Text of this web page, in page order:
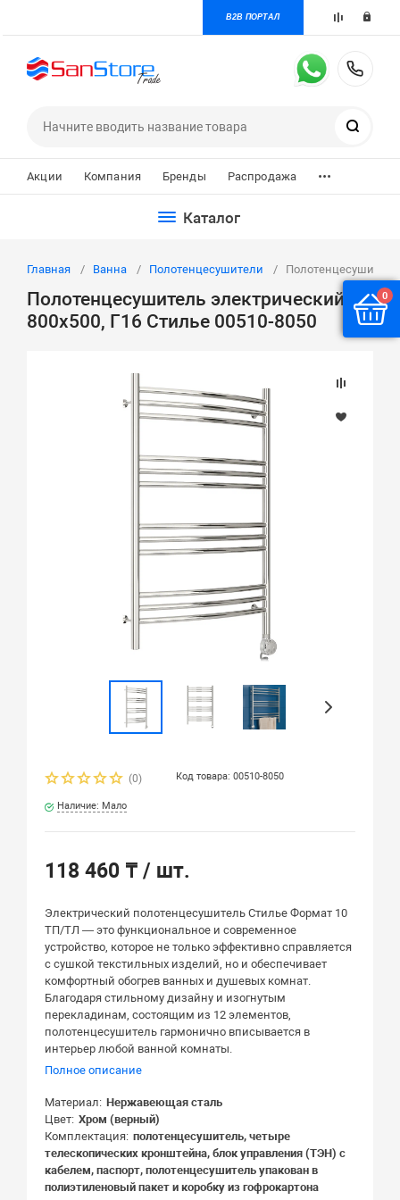
B2B ПОРТАЛ
Акции Компания Бренды Распродажа ...
Каталог
Главная Ванна Полотенцесушители Полотенцесушитель
Полотенцесушитель электрический
800х500, Г16 Стилье 00510-8050
(0) Код товара: 00510-8050
Наличие: Мало
118 460 ₸/ шт.
Электрический полотенцесушитель Стилье Формат 10
ТП/ТЛ — это функциональное и современное
устройство, которое не только эффективно справляется
с сушкой текстильных изделий, но и обеспечивает
комфортный обогрев ванных и душевых комнат.
Благодаря стильному дизайну и изогнутым
перекладинам, состоящим из 12 элементов,
полотенцесушитель гармонично вписывается в
интерьер любой ванной комнаты.
Полное описание
Материал
Нержавеющая сталь
Цвет Хром (верный)
Комплектация полотенцесушитель, четыре
телескопических кронштейна, блок управления (ТЭН) с
кабелем, паспорт, полотенцесушитель упакован в
полиэтиленовый пакет и коробку из гофрокартона
0